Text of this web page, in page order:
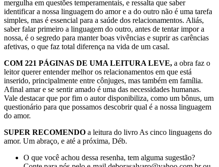
mergulha em questões temperamentais, e ressalta que saber
identificar a nossa linguagem do amor e a do outro não é uma tarefa
simples, mas é essencial para a saúde dos relacionamentos. Aliás,
saber falar primeiro a linguagem do outro, antes de tentar impor a
nossa, é o segredo para manter boas vivências e suprir as carências
afetivas, o que faz total diferença na vida de um casal.
COM 221 PÁGINAS DE UMA LEITURA LEVE, a obra faz o
leitor querer entender melhor os relacionamentos em que está
inserido, principalmente entre cônjuges, mas também em família.
Afinal amar e se sentir amado é uma das necessidades humanas.
Vale destacar que por fim o autor disponibiliza, como um bônus, um
questionário para que possamos descobrir qual é a nossa linguagem
do amor.
SUPER RECOMENDO a leitura do livro As cinco linguagens do
amor. Um abraço, e até a próxima, Déb.
O que você achou dessa resenha, tem alguma sugestão?